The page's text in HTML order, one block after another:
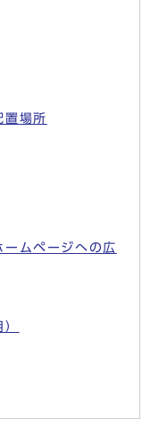
置場所
ームページへの広